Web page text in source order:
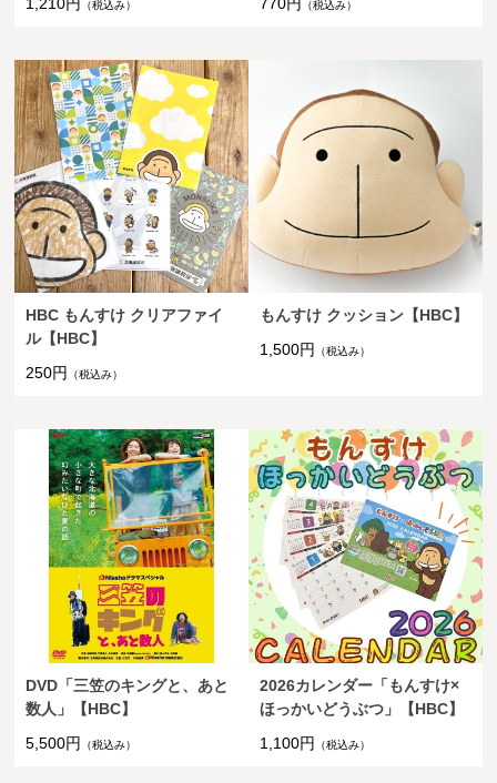
（税込み） （税込み）
HBC もんすけ クリアファイ
ル【HBC】
250円
（税込み）
もんすけ クッション【HBC】
1,500円
（税込み）
DVD「三笠のキングと、あと
数人」【HBC】
5,500円
（税込み）
2026カレンダー「もんすけ×
ほっかいどうぶつ」【HBC】
1,100円
（税込み）